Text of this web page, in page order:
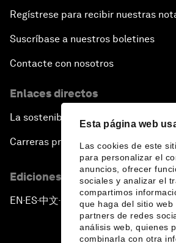
Esta página web
Las cookies de este
para personalizar el
anuncios, ofrecer
sociales y analizar el
compartimos
que haga del sitio web
partners de redes
análisis web, quienes
combinarla con otra
Regístrese para recibir nuestras
Suscríbase a nuestros boletines
Contacte con nosotros
Enlaces directos
La sostenibilidad en el Foro
Carreras profesionales
Ediciones en otros idiomas
EN ▪ ES▪中文▪ 日本語